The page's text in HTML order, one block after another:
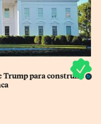
Trump para construir